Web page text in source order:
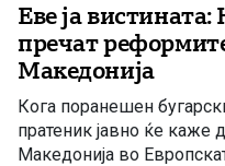
Еве ја
пречат
Македонија
Кога поранешен
пратеник јавно ќе каже
Македонија во